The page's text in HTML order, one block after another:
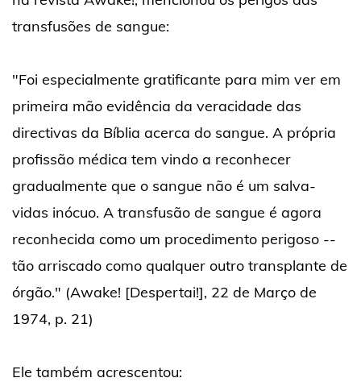
transfusões de sangue:
"Foi especialmente gratificante para mim ver em
primeira mão evidência da veracidade das
directivas da Bíblia acerca do sangue. A própria
profissão médica tem vindo a reconhecer
gradualmente que o sangue não é um salva-
vidas inócuo. A transfusão de sangue é agora
reconhecida como um procedimento perigoso --
tão arriscado como qualquer outro transplante de
órgão." (Awake! [Despertai!], 22 de Março de
1974, p. 21)
Ele também acrescentou: